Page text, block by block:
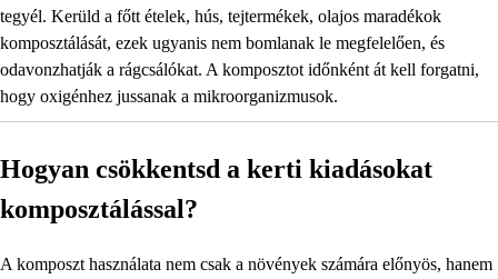
tegyél. Kerüld a főtt ételek, hús, tejtermékek, olajos maradékok
komposztálását, ezek ugyanis nem bomlanak le megfelelően, és
odavonzhatják a rágcsálókat. A komposztot időnként át kell forgatni,
hogy oxigénhez jussanak a mikroorganizmusok.
Hogyan csökkentsd a kerti kiadásokat
komposztálással?
A komposzt használata nem csak a növények számára előnyös, hanem